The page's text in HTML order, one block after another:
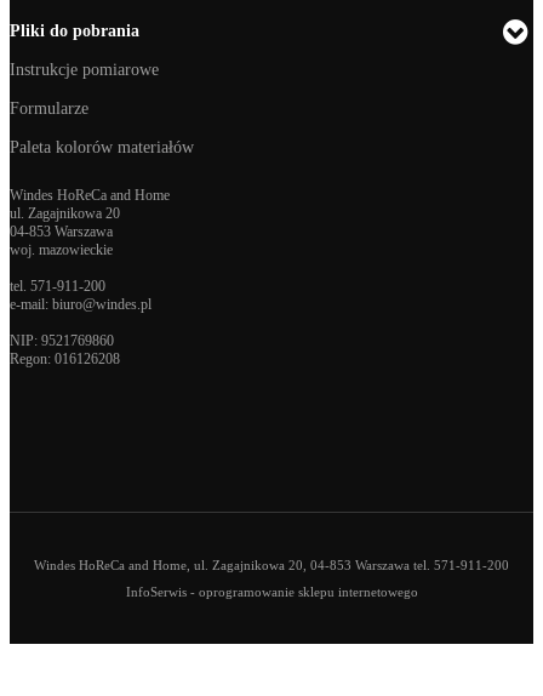
Pliki do pobrania
Instrukcje pomiarowe
Formularze
Paleta kolorów materiałów
Windes HoReCa and Home
ul. Zagajnikowa 20
04-853 Warszawa
woj. mazowieckie
tel. 571-911-200
e-mail: biuro@windes.pl
NIP: 9521769860
Regon: 016126208
Windes HoReCa and Home, ul. Zagajnikowa 20, 04-853 Warszawa tel. 571-911-200
InfoSerwis- oprogramowanie sklepu internetowego